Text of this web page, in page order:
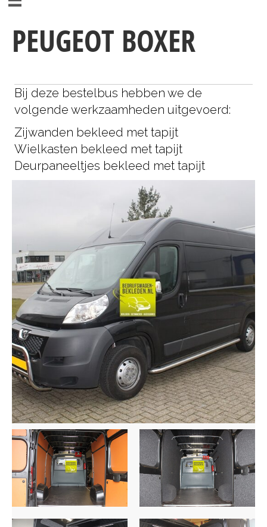
PEUGEOT BOXER
Bij deze bestelbus hebben we de
volgende werkzaamheden uitgevoerd:
Zijwanden bekleed met tapijt
Wielkasten bekleed met tapijt
Deurpaneeltjes bekleed met tapijt